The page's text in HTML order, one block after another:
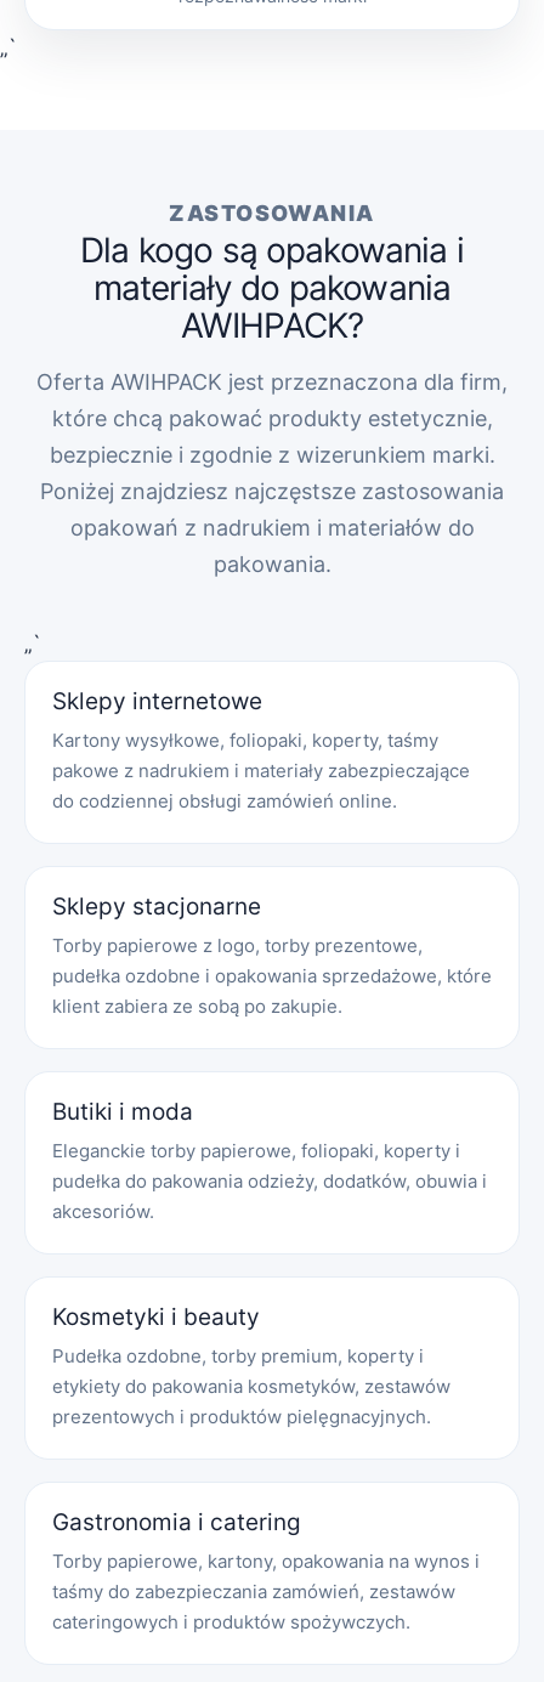
„`
ZASTOSOWANIA
Dla kogo są opakowania i
materiały do pakowania
AWIHPACK?
Oferta AWIHPACK jest przeznaczona dla firm,
które chcą pakować produkty estetycznie,
bezpiecznie i zgodnie z wizerunkiem marki.
Poniżej znajdziesz najczęstsze zastosowania
opakowań z nadrukiem i materiałów do
pakowania.
„`
Sklepy internetowe
Kartony wysyłkowe, foliopaki, koperty, taśmy
pakowe z nadrukiem i materiały zabezpieczające
do codziennej obsługi zamówień online.
Sklepy stacjonarne
Torby papierowe z logo, torby prezentowe,
pudełka ozdobne i opakowania sprzedażowe, które
klient zabiera ze sobą po zakupie.
Butiki i moda
Eleganckie torby papierowe, foliopaki, koperty i
pudełka do pakowania odzieży, dodatków, obuwia i
akcesoriów.
Kosmetyki i beauty
Pudełka ozdobne, torby premium, koperty i
etykiety do pakowania kosmetyków, zestawów
prezentowych i produktów pielęgnacyjnych.
Gastronomia i catering
Torby papierowe, kartony, opakowania na wynos i
taśmy do zabezpieczania zamówień, zestawów
cateringowych i produktów spożywczych.